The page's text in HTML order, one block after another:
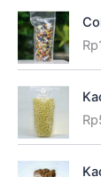
Rp
Rp